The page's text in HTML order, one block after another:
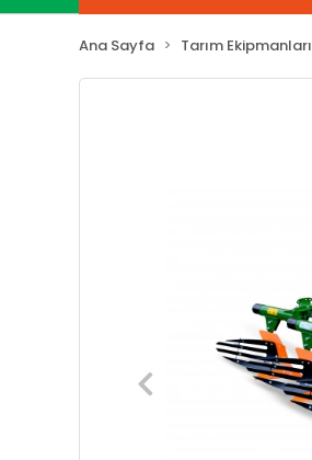
Ana Sayfa Tarım Ekipmanları